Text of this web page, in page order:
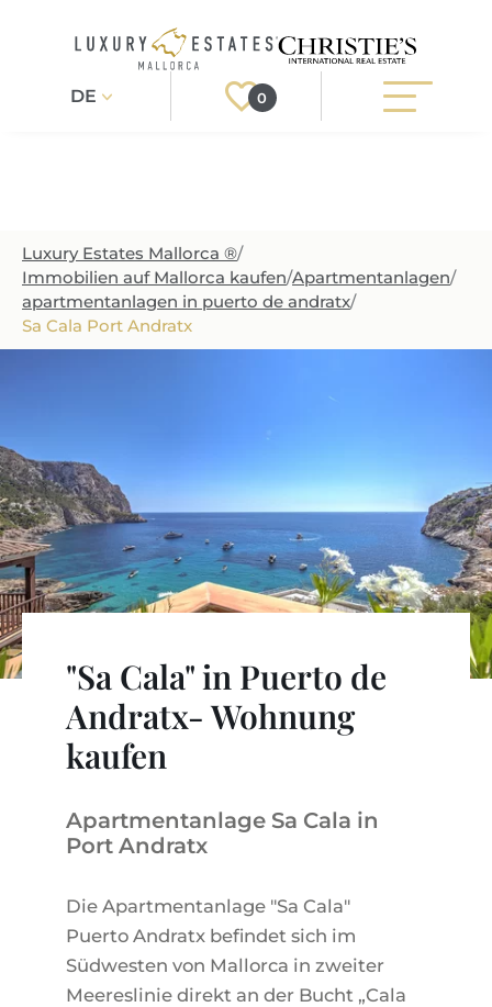
DE 0
IMMOBILIEN
ALLE IMMOBILIEN
WEINGÜTER
APARTMENTANLAGEN
SERVICE
IMMOBILIEN VERKAUFEN
IMMOBILIEN SCOUT
BOUTIQUE-HOTEL-VERKAUFEN
LIVE VIDEO BESICHTIGUNG
ENERGIEZERTIFIKAT
FAQ
IMMOBILIENMAKLER IN PORT ANDRATX
IMMOBILIENMAKLER IN PORTALS
UNSER TEAM
KUNDENSTIMMEN
MAKLER WERDEN
KONTAKT
IMMOBILIENREGIONEN
REGION ANDRATX
REGION SANTA PONSA
REGION PORTALS
LIFESTYLE
LIFESTYLE AUF MALLORCA
MALLORCA KULINARISCH
FREIZEITAKTIVITÄTEN AUF MALLORCA
SCHULEN AUF MALLORCA
MAGAZIN
CHRISTIE'S
KONTAKT
Region
Immobilienart
Luxury Estates Mallorca ®/
Immobilien auf Mallorca kaufen/Apartmentanlagen/
apartmentanlagen in puerto de andratx/
Sa Cala Port Andratx
"Sa Cala" in Puerto de
Andratx- Wohnung
kaufen
Apartmentanlage Sa Cala in
Port Andratx
Die Apartmentanlage "Sa Cala"
Puerto Andratx befindet sich im
Südwesten von Mallorca in zweiter
Meereslinie direkt an der Bucht „Cala